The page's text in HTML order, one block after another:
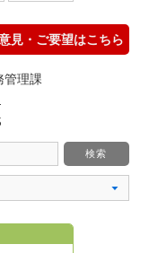
見・ご要望はこちら
管理課